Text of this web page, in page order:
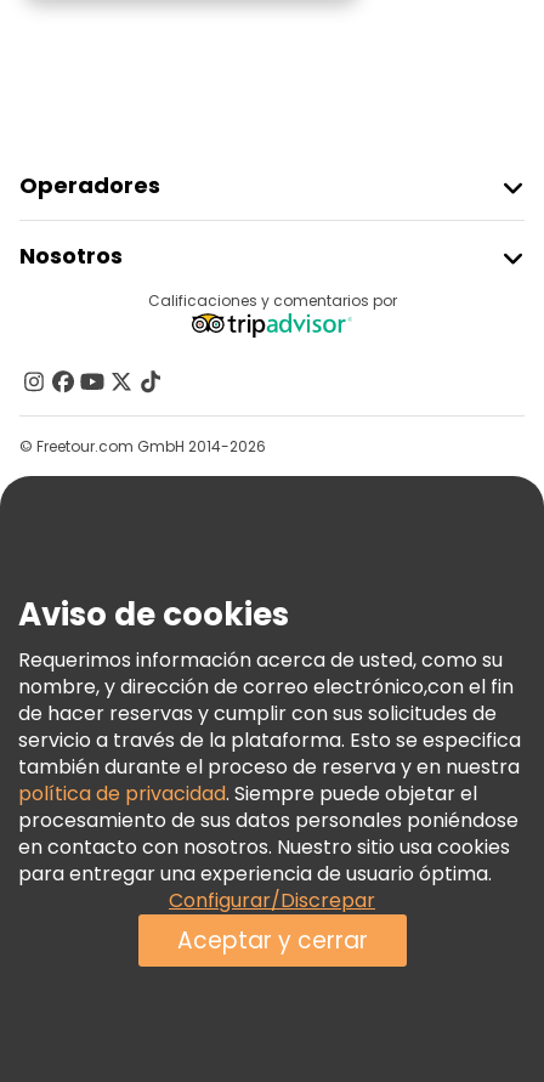
Operadores
Acceder Como Proveedor
Programa De Afiliados
Nosotros
Contacto
Grupos
Ayuda
Términos E Información Legal
Política De Cookies
Freetour Premios
Programa De Fidelidad
Calificaciones y comentarios por
© Freetour.com GmbH 2014-2026
Aviso de cookies
Requerimos información acerca de usted, como su
nombre, y dirección de correo electrónico,con el fin
de hacer reservas y cumplir con sus solicitudes de
servicio a través de la plataforma. Esto se especifica
también durante el proceso de reserva y en nuestra
política de privacidad. Siempre puede objetar el
procesamiento de sus datos personales poniéndose
en contacto con nosotros. Nuestro sitio usa cookies
para entregar una experiencia de usuario óptima.
Configurar/Discrepar
Aceptar y cerrar